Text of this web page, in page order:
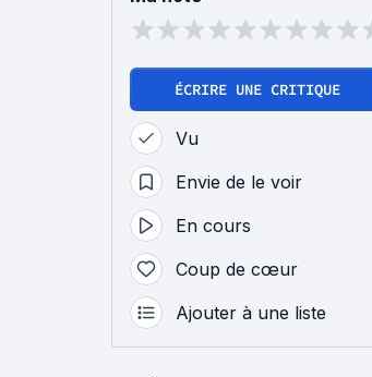
ÉCRIRE UNE CRITIQUE
Vu
Envie de le voir
En cours
Coup de cœur
Ajouter à une liste